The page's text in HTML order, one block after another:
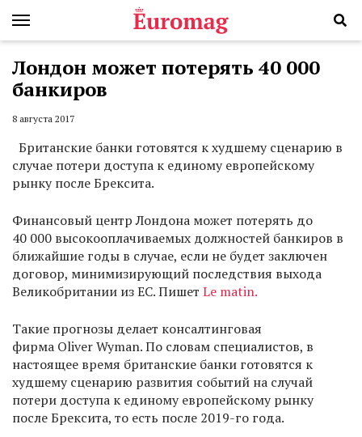
Лондон может потерять 40 000
банкиров
8 августа 2017
Британские банки готовятся к худшему сценарию в
случае потери доступа к единому европейскому
рынку после Брексита.
Финансовый центр Лондона может потерять до
40 000 высокооплачиваемых должностей банкиров в
ближайшие годы в случае, если не будет заключен
договор, минимизирующий последствия выхода
Великобритании из ЕС. Пишет Le matin.
Такие прогнозы делает консалтинговая
фирма Oliver Wyman. По словам специалистов, в
настоящее время британские банки готовятся к
худшему сценарию развития событий на случай
потери доступа к единому европейскому рынку
после Брексита, то есть после 2019-го года.